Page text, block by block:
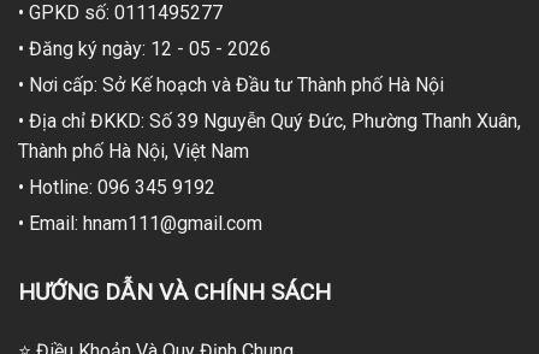
• GPKD số: 0111495277
• Đăng ký ngày: 12 - 05 - 2026
• Nơi cấp: Sở Kế hoạch và Đầu tư Thành phố Hà Nội
• Địa chỉ ĐKKD: Số 39 Nguyễn Quý Đức, Phường Thanh Xuân,
Thành phố Hà Nội, Việt Nam
• Hotline: 096 345 9192
• Email: hnam111@gmail.com
HƯỚNG DẪN VÀ CHÍNH SÁCH